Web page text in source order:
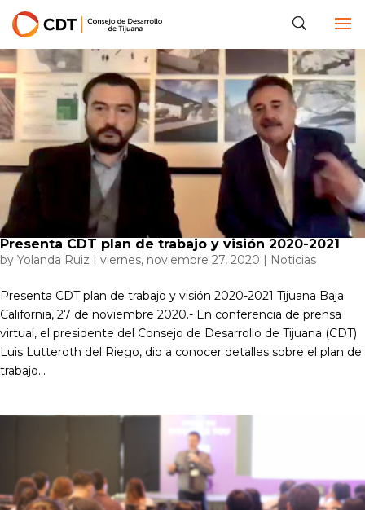
Presenta CDT plan de trabajo y visión 2020-2021
by Yolanda Ruiz | viernes, noviembre 27, 2020 | Noticias
Presenta CDT plan de trabajo y visión 2020-2021 Tijuana Baja
California, 27 de noviembre 2020.- En conferencia de prensa
virtual, el presidente del Consejo de Desarrollo de Tijuana (CDT)
Luis Lutteroth del Riego, dio a conocer detalles sobre el plan de
trabajo...